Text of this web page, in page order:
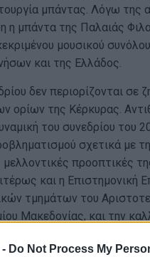
Do Not Process My
μπάντας. Λόγω της
η μπάντα της Παλαιάς
μουσικού
και της Ελλάδος.
δεν περιορίζονται σε
ορίων της Κέρκυρας.
του συνεδρίου του
σχετικά με
μελλοντικές προοπτικές
και η Επιστημονική
τμημάτων του
Μακεδονίας, και την